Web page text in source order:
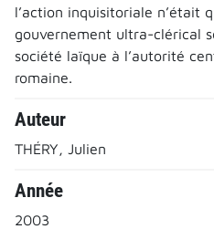
l’action inquisitoriale n’était
gouvernement ultra-clérical
société laïque à l’autorité
romaine.
Auteur
THÉRY, Julien
Année
2003